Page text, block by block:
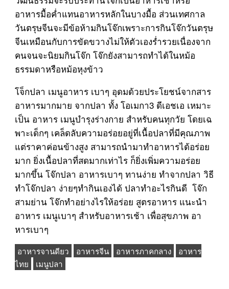
อาหารมื้อค่ำแทนอาหารหลักในบางมื้อ ส่วนเทศกาล
วันตรุษจีนจะมีข้อห้ามกินโจ๊กเพราะการกินโจ๊กวันตรุษ
จีนเหมือนกับการขัดขวางไม่ให้ตัวเองร่ำรวยเนื่องจาก
คนจนจะนิยมกินโจ๊ก โจ๊กยังสามารถทำได้ในหม้อ
ธรรมดาหรือหม้อหุงข้าว
โจ็กปลา เมนูอาหาร เบาๆ อุดมด้วยประโยชน์จากสาร
อาหารมากมาย จากปลา ทั้ง โอเมกา3 ดีเอชเอ เหมาะ
เป็น อาหาร เมนูบำรุงร่างกาย สำหรับคนทุกวัย โดยเฉ
พาะเด็กๆ เคล็ดลับความอร่อยอยู่ที่เนื้อปลาที่มีคุณภาพ
แต่ราคาค่อนข้างสูง สามารถนำมาทำอาหารได้อร่อย
มาก ยิ่งเนื้อปลาที่สดมากเท่าไร ก็ยิ่งเพิ่มความอร่อย
มากขึ้น โจ๊กปลา อาหารเบาๆ ทานง่าย ทำจากปลา วิธี
ทำโจ๊กปลา ง่ายๆทำกินเองได้ ปลาทำอะไรกินดี โจ๊ก
สามย่าน โจ๊กทำอย่างไรให้อร่อย สูตรอาหาร แนะนำ
อาหาร เมนูเบาๆ สำหรับอาหารเช้า เพื่อสุขภาพ อา
หารเบาๆ
อาหารจานดียว อาหารจีน อาหารภาคกลาง
อาหาร
ไทย
เมนูปลา